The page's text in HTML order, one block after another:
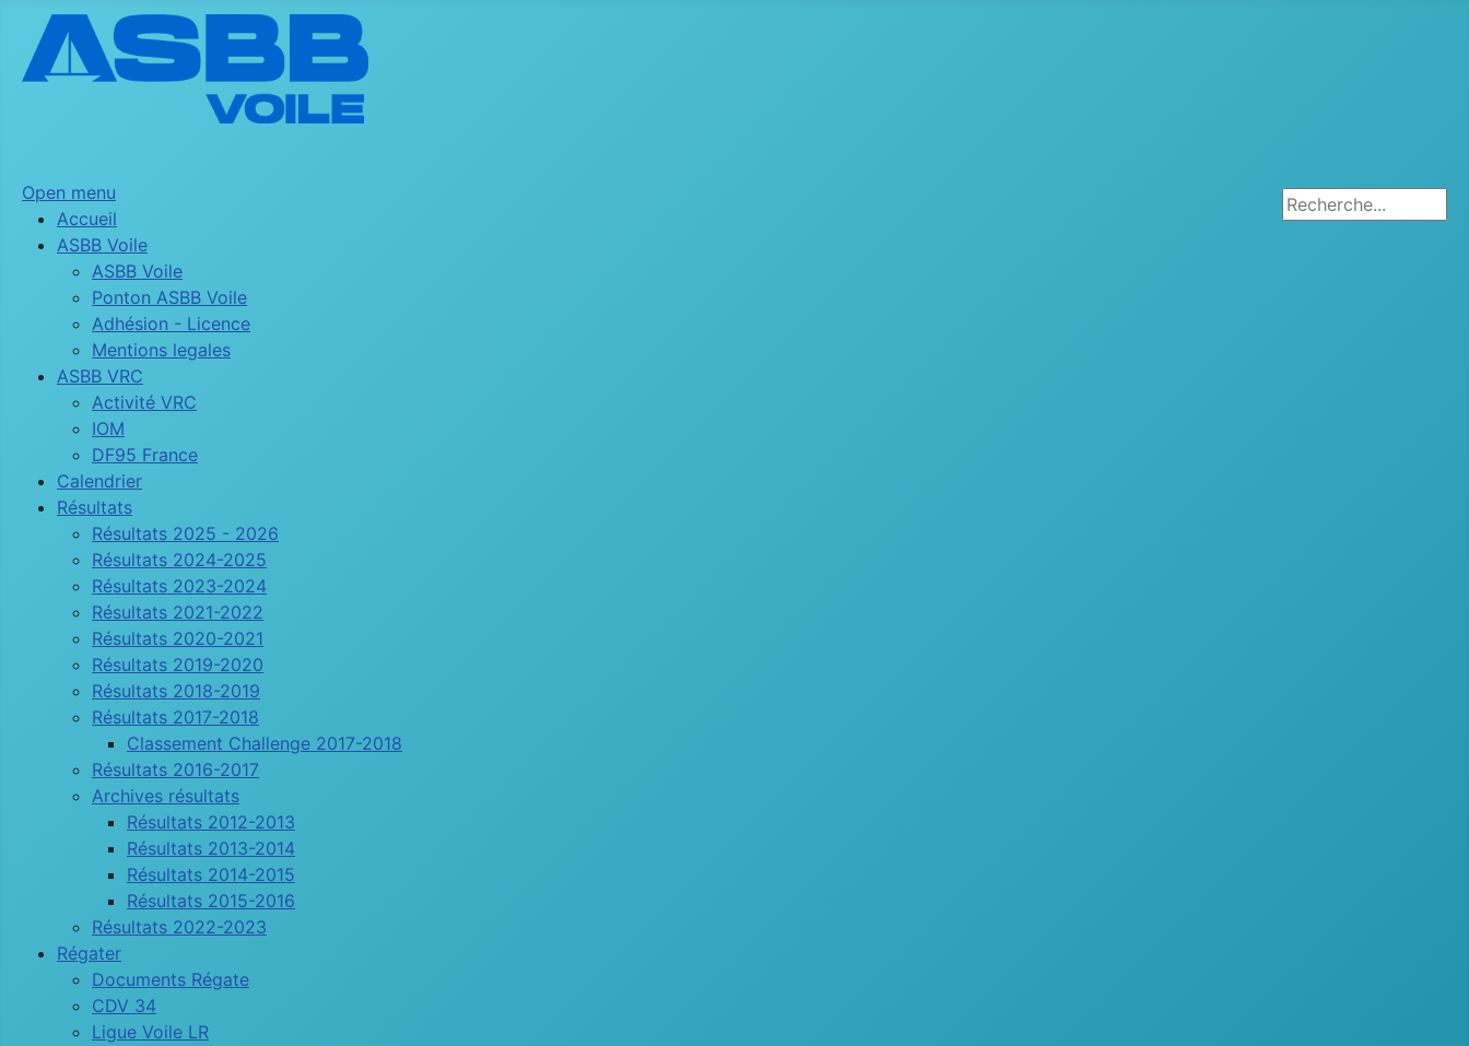
Open menu
Accueil
ASBB Voile
ASBB Voile
Ponton ASBB Voile
Adhésion - Licence
Mentions legales
ASBB VRC
Activité VRC
IOM
DF95 France
Calendrier
Résultats
Résultats 2025 - 2026
Résultats 2024-2025
Résultats 2023-2024
Résultats 2021-2022
Résultats 2020-2021
Résultats 2019-2020
Résultats 2018-2019
Résultats 2017-2018
Classement Challenge 2017-2018
Résultats 2016-2017
Archives résultats
Résultats 2012-2013
Résultats 2013-2014
Résultats 2014-2015
Résultats 2015-2016
Résultats 2022-2023
Régater
Documents Régate
CDV 34
Ligue Voile LR
Rechercher